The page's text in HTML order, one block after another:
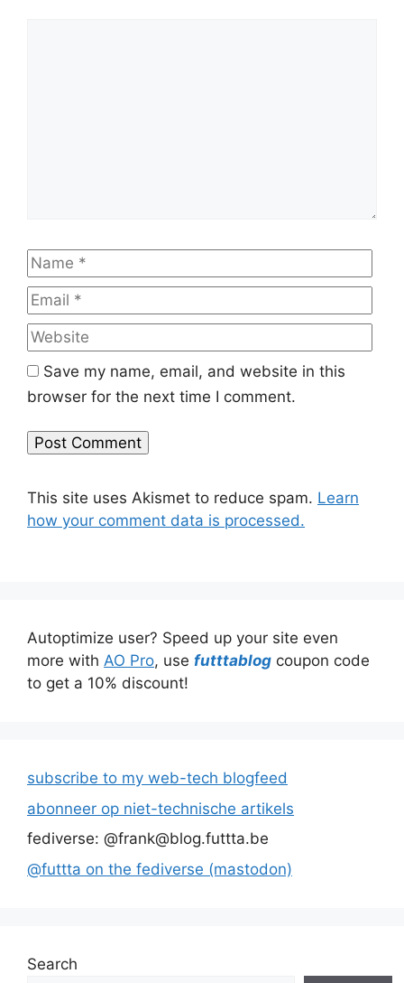
Name
Save my name, email, and website in this
browser for the next time I comment.
This site uses Akismet to reduce spam. Learn
how your comment data is processed.
Autoptimize user? Speed up your site even
more with AO Pro, use futttablog coupon code
to get a 10% discount!
subscribe to my web-tech blogfeed
abonneer op niet-technische artikels
fediverse: @frank@blog.futtta.be
@futtta on the fediverse (mastodon)
Search